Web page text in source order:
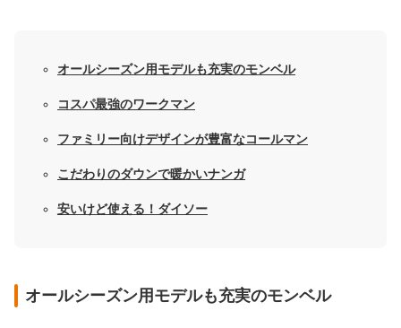
オールシーズン用モデルも充実のモンベル
コスパ最強のワークマン
ファミリー向けデザインが豊富なコールマン
こだわりのダウンで暖かいナンガ
安いけど使える！ダイソー
オールシーズン用モデルも充実のモンベル